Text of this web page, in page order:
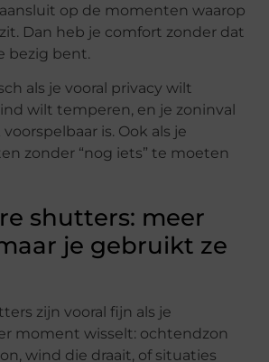
op de momenten waarop
Dan heb je comfort zonder dat
bezig bent.
als je vooral privacy wilt
wilt temperen, en je zoninval
is. Ook als je
zonder “nog iets” te moeten
shutters: meer
je gebruikt ze
zijn vooral fijn als je
moment wisselt: ochtendzon
wind die draait, of situaties